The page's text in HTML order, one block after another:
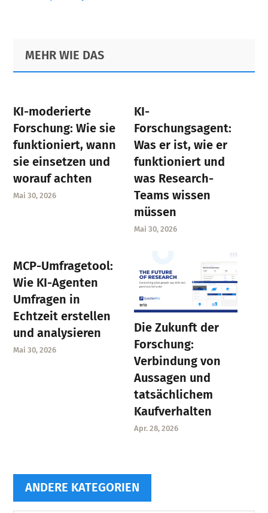
Primary
Sidebar
Footer
MEHR WIE DAS
KI-moderierte
Forschung: Wie sie
funktioniert, wann
sie einsetzen und
worauf achten
Mai 30, 2026
KI-
Forschungsagent:
Was er ist, wie er
funktioniert und
was Research-
Teams wissen
müssen
Mai 30, 2026
MCP-Umfragetool:
Wie KI-Agenten
Umfragen in
Echtzeit erstellen
und analysieren
Mai 30, 2026
Die Zukunft der
Forschung:
Verbindung von
Aussagen und
tatsächlichem
Kaufverhalten
Apr. 28, 2026
ANDERE KATEGORIEN